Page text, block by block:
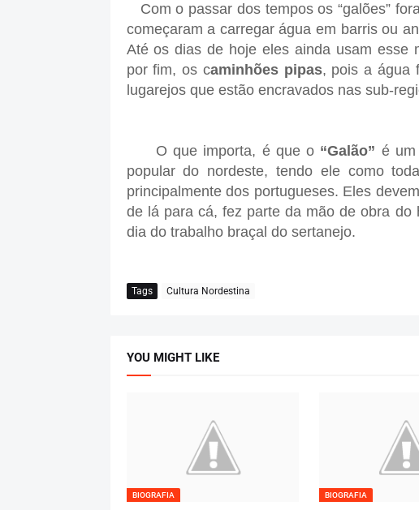
Com o passar dos tempos os “galões”
começaram a carregar água em barris ou
Até os dias de hoje eles ainda usam esse
por fim, os caminhões pipas, pois a água
lugarejos que estão encravados nas sub-
O que importa, é que o “Galão” é
popular do nordeste, tendo ele como
principalmente dos portugueses. Eles
de lá para cá, fez parte da mão de obra
dia do trabalho braçal do sertanejo.
Tags Cultura Nordestina
YOU MIGHT LIKE
BIOGRAFIA BIOGRAFIA